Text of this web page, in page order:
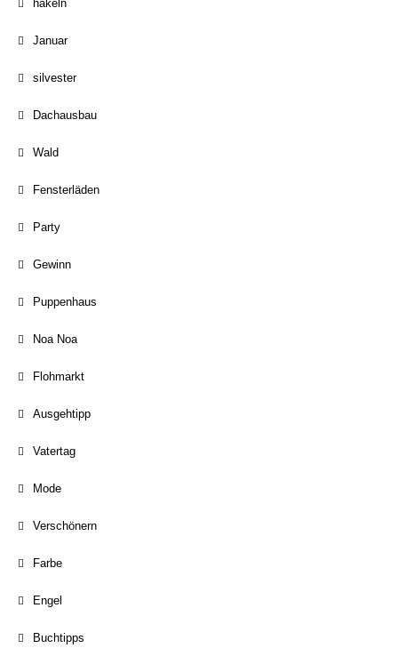
häkeln
Januar
silvester
Dachausbau
Wald
Fensterläden
Party
Gewinn
Puppenhaus
Noa Noa
Flohmarkt
Ausgehtipp
Vatertag
Mode
Verschönern
Farbe
Engel
Buchtipps